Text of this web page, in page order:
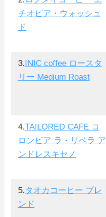
チオピア・ウォッシュ
ド
3. INIC coffee ロースタ
リー Medium Roast
4.TAILORED CAFE コ
ロンビア ラ・リベラ ア
ンドレスキセノ
5.タオカコーヒー ブレ
ンド